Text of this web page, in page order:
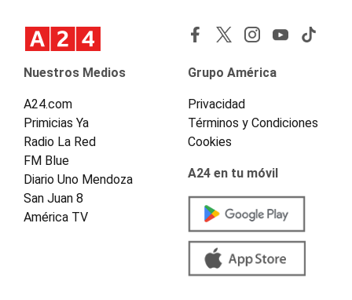
Nuestros Medios
A24.com
Primicias Ya
Radio La Red
FM Blue
Diario Uno Mendoza
San Juan 8
América TV
Grupo América
Privacidad
Términos y Condiciones
Cookies
A24 en tu móvil